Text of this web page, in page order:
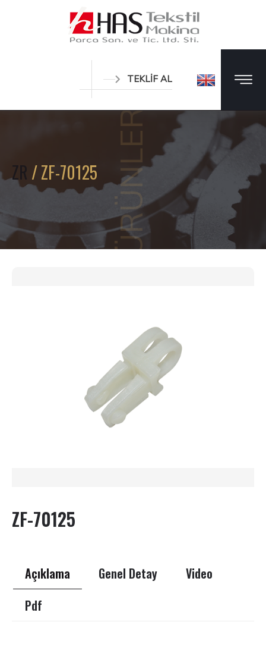
TEKLİF AL
ÜRÜNLER
ZR / ZF-70125
ZF-70125
Açıklama Genel Detay
Video
Pdf